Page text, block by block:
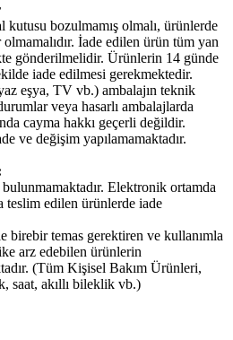
bozulmamış olmalı, ürünlerde
İade edilen ürün tüm yan
gönderilmelidir. Ürünlerin 14 günde
iade edilmesi gerekmektedir.
eşya, TV vb.) ambalajın teknik
veya hasarlı ambalajlarda
cayma hakkı geçerli değildir.
ve değişim yapılamamaktadır.
Elektronik ortamda
teslim edilen ürünlerde iade
birebir temas gerektiren ve kullanımla
arz edebilen ürünlerin
(Tüm Kişisel Bakım Ürünleri,
saat, akıllı bileklik vb.)